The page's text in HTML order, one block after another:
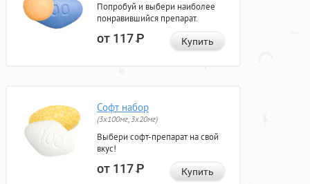
Попробуй и выбери наиболее
понравившийся препарат.
от 117Р Купить
Софт набор
(3x100мг, 3x20мг)
Выбери софт-препарат на свой
вкус!
от 117Р Купить